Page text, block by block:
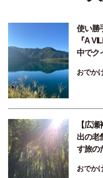
使い勝
『A
中でク
おでか
【広
出の老
す旅の
おでか